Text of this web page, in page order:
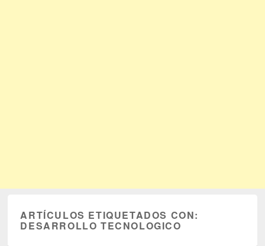
ARTÍCULOS ETIQUETADOS CON:
DESARROLLO TECNOLOGICO